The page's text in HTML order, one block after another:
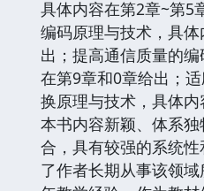
具体内容在第2章~第5
编码原理与技术，具
出；提高通信质量的
在第9章和0章给出；
换原理与技术，具体内
本书内容新颖、体系
合，具有较强的系统
了作者长期从事该领